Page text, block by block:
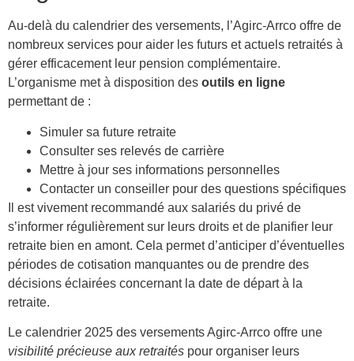
Au-delà du calendrier des versements, l’Agirc-Arrco offre de
nombreux services pour aider les futurs et actuels retraités à
gérer efficacement leur pension complémentaire.
L’organisme met à disposition des outils en ligne
permettant de :
Simuler sa future retraite
Consulter ses relevés de carrière
Mettre à jour ses informations personnelles
Contacter un conseiller pour des questions spécifiques
Il est vivement recommandé aux salariés du privé de
s’informer régulièrement sur leurs droits et de planifier leur
retraite bien en amont. Cela permet d’anticiper d’éventuelles
périodes de cotisation manquantes ou de prendre des
décisions éclairées concernant la date de départ à la
retraite.
Le calendrier 2025 des versements Agirc-Arrco offre une
visibilité précieuse aux retraités pour organiser leurs